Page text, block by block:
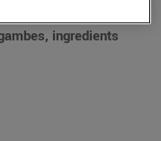
ingredients